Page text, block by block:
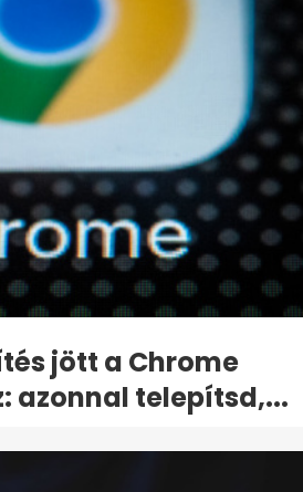
jött a Chrome
azonnal telepítsd,...